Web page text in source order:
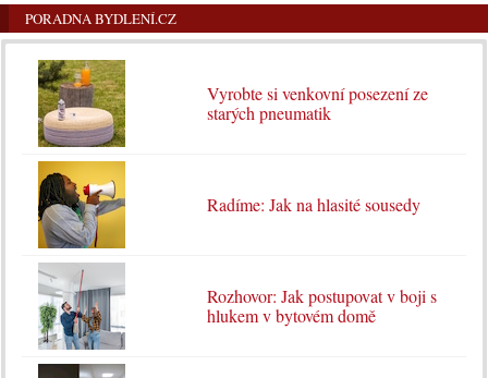
PORADNA BYDLENÍ.CZ
Vyrobte si venkovní posezení ze
starých pneumatik
Radíme: Jak na hlasité sousedy
Rozhovor: Jak postupovat v boji s
hlukem v bytovém domě